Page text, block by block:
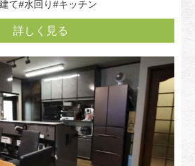
て#水回り#キッチン
詳しく見る